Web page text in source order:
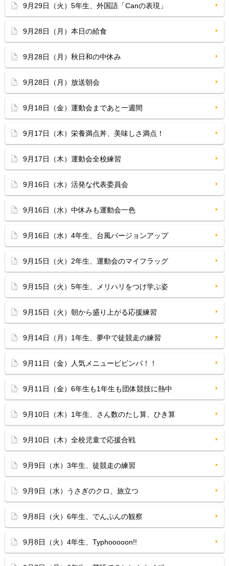
9月29日（火）5年生、外国語「Canの表現」
9月28日（月）本日の給食
9月28日（月）秋日和の中休み
9月28日（月）放送朝会
9月18日（金）運動会まであと一週間
9月17日（木）栄養満点丼、美味しさ満点！
9月17日（木）運動会全校練習
9月16日（水）活発な代表委員会
9月16日（水）中休みも運動会一色
9月16日（水）4年生、台風バージョンアップ
9月15日（火）2年生、運動会のマイフラッグ
9月15日（火）5年生、メリハリをつけ学ぶ姿
9月15日（火）朝から盛り上がる応援練習
9月14日（月）1年生、夢中で徒競走の練習
9月11日（金）人気メニュービビンバ！！
9月11日（金）6年生も1年生も団体競技に熱中
9月10日（木）1年生、さん数のたし算、ひき算
9月10日（木）全校児童で応援合戦
9月9日（水）3年生、徒競走の練習
9月9日（水）うさぎのクロ、旅立つ
9月8日（火）6年生、でんぷんの観察
9月8日（火）4年生、Typhooooon!!